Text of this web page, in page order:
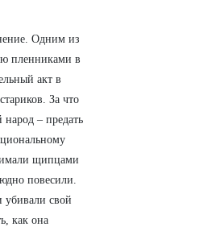
Одним из
пленниками в
акт в
За что
народ – предать
щипцами
повесили.
убивали свой
как она